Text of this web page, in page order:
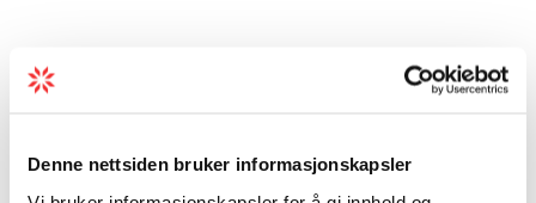
Denne nettsiden bruker informasjonskapsler
Karte